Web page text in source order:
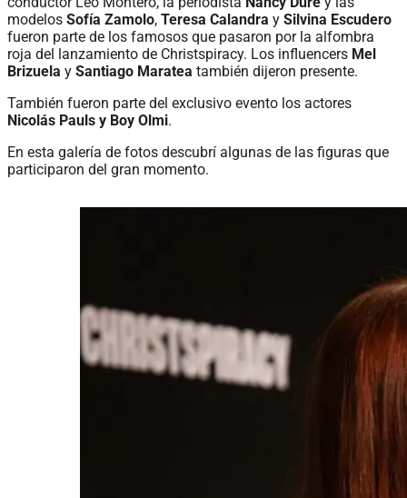
modelos Sofía Zamolo, Teresa Calandra y Silvina Escudero
fueron parte de los famosos que pasaron por la alfombra
roja del lanzamiento de Christspiracy. Los influencers Mel
Brizuela y Santiago Maratea también dijeron presente.
También fueron parte del exclusivo evento los actores
Nicolás Pauls y Boy Olmi.
En esta galería de fotos descubrí algunas de las figuras que
participaron del gran momento.